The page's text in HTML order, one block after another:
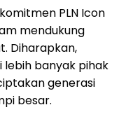
PLN Icon
mendukung
Diharapkan,
banyak pihak
generasi
besar.